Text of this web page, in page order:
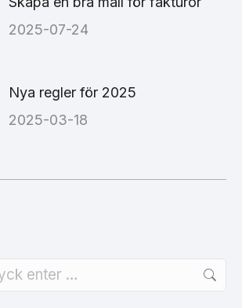
2025-07-24
Nya regler för 2025
2025-03-18